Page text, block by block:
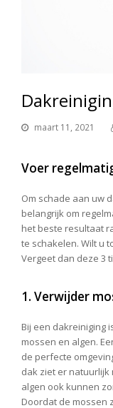
maart 11, 2021
Voer
Om schade aan uw
belangrijk om
het beste resultaat
te schakelen. Wilt u
Vergeet dan deze 3
1. Verwijder
Bij een dakreiniging
mossen en algen.
de perfecte
dak ziet er natuurlijk
algen ook kunnen
Doordat de mossen